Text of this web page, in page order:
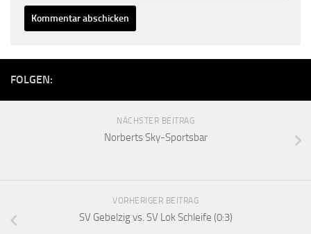
FOLGEN:
NÄCHSTER BEITRAG
Norberts Sky-Sportsbar
VORHERIGER BEITRAG
SV Gebelzig vs. SV Lok Schleife (0:3)